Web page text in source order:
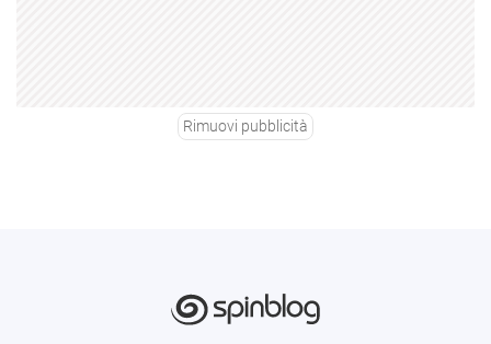
Rimuovi pubblicità